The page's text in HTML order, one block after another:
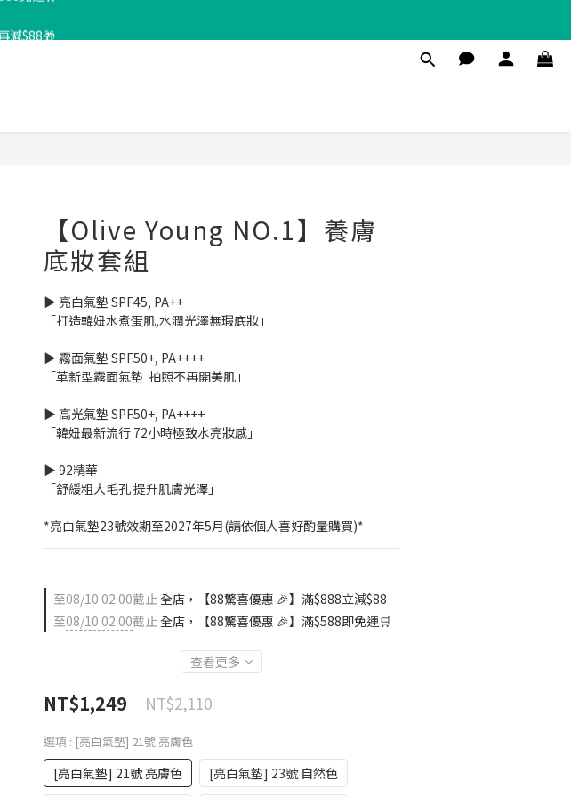
【Olive Young NO.1】養膚
底妝套組
▶ 亮白氣墊 SPF45, PA++
「打造韓妞水煮蛋肌,水潤光澤無瑕底妝」
▶ 霧面氣墊 SPF50+, PA++++
「革新型霧面氣墊  拍照不再開美肌」
▶ 高光氣墊 SPF50+, PA++++
「韓妞最新流行 72小時極致水亮妝感」
▶ 92精華
「舒緩粗大毛孔 提升肌膚光澤」
*亮白氣墊23號效期至2027年5月(請依個人喜好酌量購買)*
至08/10 02:00截止全店，【88驚喜優惠 🎉】滿$888立減$88
至08/10 02:00截止全店，【88驚喜優惠 🎉】滿$588即免運🛒
查看更多
NT$1,249 NT$2,110
選項 : [亮白氣墊] 21號 亮膚色
[亮白氣墊] 21號 亮膚色 [亮白氣墊] 23號 自然色